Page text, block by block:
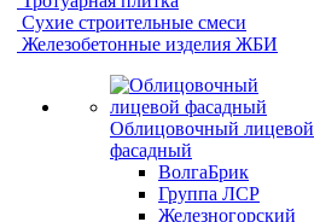
Сухие строительные смеси
Железобетонные изделия ЖБИ
Облицовочный лицевой
фасадный
ВолгаБрик
Группа ЛСР
Железногорский